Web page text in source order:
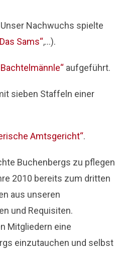
Nachwuchs spielte
Sams“,…).
Bachtelmännle“aufgeführt.
sieben Staffeln einer
Amtsgericht“.
Buchenbergs zu pflegen
2010 bereits zum dritten
aus unseren
und Requisiten.
Mitgliedern eine
einzutauchen und selbst